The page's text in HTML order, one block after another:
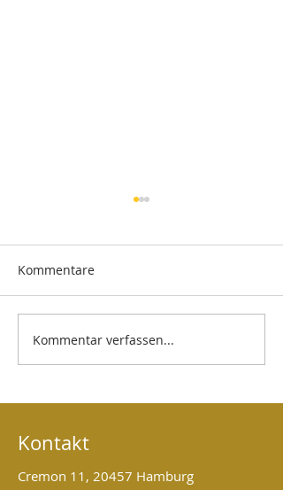
Zwischen Psychologie,
Coaching und spiritueller
Kommentare
Kommentar verfassen...
Kontakt
Cremon 11, 20457 Hamburg